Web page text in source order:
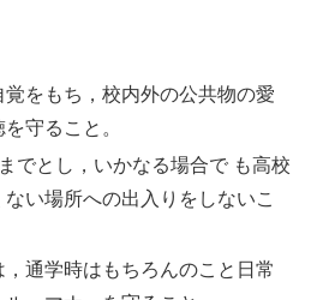
をもち，校内外の公共物の愛
守ること。
でとし，いかなる場合で も高校
い場所への出入りをしないこ
通学時はもちろんのこと日常